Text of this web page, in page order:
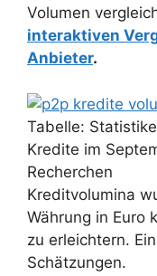
Volumen
interaktiven
Anbieter.
Tabelle:
Kredite im
Recherchen
Kreditvolumina
Währung in Euro
zu erleichtern.
Schätzungen.